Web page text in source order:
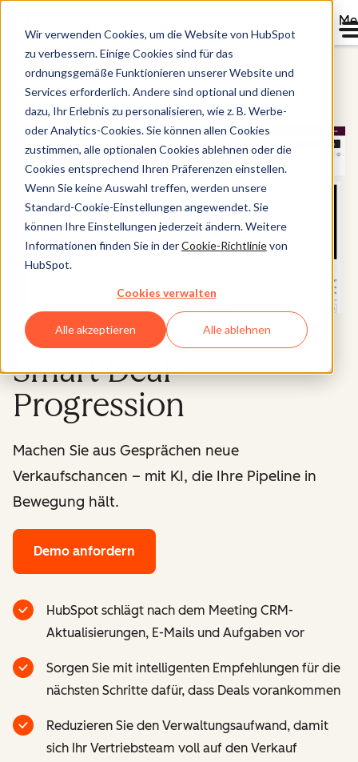
Wir verwenden Cookies, um die Website von HubSpot
zu verbessern. Einige Cookies sind für das
ordnungsgemäße Funktionieren unserer Website und
Services erforderlich. Andere sind optional und dienen
dazu, Ihr Erlebnis zu personalisieren, wie z. B. Werbe-
oder Analytics-Cookies. Sie können allen Cookies
zustimmen, alle optionalen Cookies ablehnen oder die
Cookies entsprechend Ihren Präferenzen einstellen.
Wenn Sie keine Auswahl treffen, werden unsere
Standard-Cookie-Einstellungen angewendet. Sie
können Ihre Einstellungen jederzeit ändern. Weitere
Informationen finden Sie in derCookie-Richtlinievon
HubSpot.
Cookies verwalten
Alle akzeptieren Alle ablehnen
Sales Hub
Smart Deal
Progression
Machen Sie aus Gesprächen neue
Verkaufschancen – mit KI, die Ihre Pipeline in
Bewegung hält.
Demo anfordern
HubSpot schlägt nach dem Meeting CRM-
Aktualisierungen, E-Mails und Aufgaben vor
Sorgen Sie mit intelligenten Empfehlungen für die
nächsten Schritte dafür, dass Deals vorankommen
Reduzieren Sie den Verwaltungsaufwand, damit
sich Ihr Vertriebsteam voll auf den Verkauf